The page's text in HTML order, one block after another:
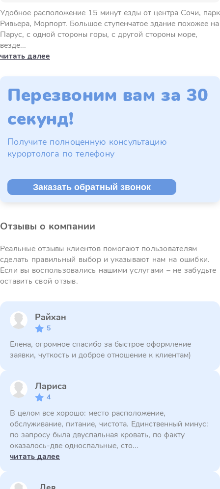
Удобное расположение 15 минут езды от центра Сочи, парк
Ривьера, Морпорт. Большое ступенчатое здание похожее на
Парус, с одной стороны горы, с другой стороны море,
везде...
читать далее
Перезвоним вам за 30
секунд!
Получите полноценную консультацию
курортолога по телефону
Заказать обратный звонок
Отзывы о компании
Реальные отзывы клиентов помогают пользователям
сделать правильный выбор и указывают нам на ошибки.
Если вы воспользовались нашими услугами – не забудьте
оставить свой отзыв.
Райхан
5
Елена, огромное спасибо за быстрое оформление
заявки, чуткость и доброе отношение к клиентам)
Лариса
4
В целом все хорошо: место расположение,
обслуживание, питание, чистота. Единственный минус:
по запросу была двуспальная кровать, по факту
оказалось-две односпальные, сто...
читать далее